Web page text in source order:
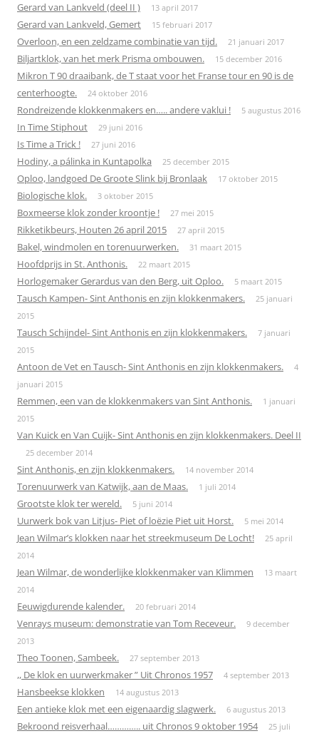
Gerard van Lankveld (deel II ) 13 april 2017
Gerard van Lankveld, Gemert 15 februari 2017
Overloon, en een zeldzame combinatie van tijd. 21 januari 2017
Biljartklok, van het merk Prisma ombouwen. 15 december 2016
Mikron T 90 draaibank, de T staat voor het Franse tour en 90 is de
centerhoogte.
24 oktober 2016
Rondreizende klokkenmakers en….. andere vaklui ! 5 augustus 2016
In Time Stiphout 29 juni 2016
Is Time a Trick ! 27 juni 2016
Hodiny, a pálinka in Kuntapolka 25 december 2015
Oploo, landgoed De Groote Slink bij Bronlaak 17 oktober 2015
Biologische klok. 3 oktober 2015
Boxmeerse klok zonder kroontje ! 27 mei 2015
Rikketikbeurs, Houten 26 april 2015 27 april 2015
Bakel, windmolen en torenuurwerken. 31 maart 2015
Hoofdprijs in St. Anthonis. 22 maart 2015
Horlogemaker Gerardus van den Berg, uit Oploo. 5 maart 2015
Tausch Kampen- Sint Anthonis en zijn klokkenmakers.
25 januari
2015
Tausch Schijndel- Sint Anthonis en zijn klokkenmakers.
7 januari
2015
Antoon de Vet en Tausch- Sint Anthonis en zijn klokkenmakers.
4
januari 2015
Remmen, een van de klokkenmakers van Sint Anthonis.
1 januari
2015
Van Kuick en Van Cuijk- Sint Anthonis en zijn klokkenmakers. Deel II
25 december 2014
Sint Anthonis, en zijn klokkenmakers. 14 november 2014
Torenuurwerk van Katwijk, aan de Maas. 1 juli 2014
Grootste klok ter wereld. 5 juni 2014
Uurwerk bok van Litjus- Piet of loëzie Piet uit Horst. 5 mei 2014
Jean Wilmar’s klokken naar het streekmuseum De Locht!
25 april
2014
Jean Wilmar, de wonderlijke klokkenmaker van Klimmen
13 maart
2014
Eeuwigdurende kalender. 20 februari 2014
Venrays museum: demonstratie van Tom Receveur.
9 december
2013
Theo Toonen, Sambeek. 27 september 2013
,, De klok en uurwerkmaker ” Uit Chronos 1957 4 september 2013
Hansbeekse klokken 14 augustus 2013
Een antieke klok met een eigenaardig slagwerk. 6 augustus 2013
Bekroond reisverhaal………….. uit Chronos 9 oktober 1954
25 juli